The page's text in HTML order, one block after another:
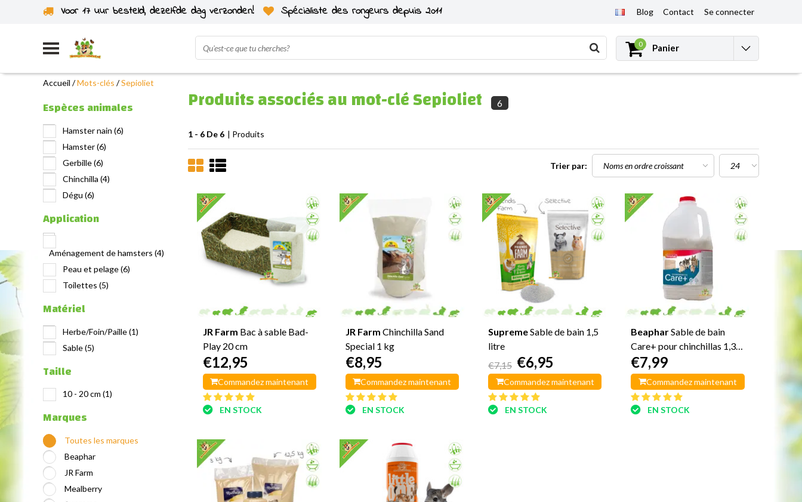
Voor 17 uur besteld, dezelfde dag verzonden!
Spécialiste des rongeurs depuis 2011
Expédié depuis notre propre stock
Blog Contact Se connecter
0 Panier
Accueil /Mots-clés /Sepioliet
Espèces animales
Hamster nain (6)
Hamster(6)
Gerbille(6)
Chinchilla (4)
Dégu (6)
Application
Aménagement de hamsters (4)
Peau et pelage(6)
Toilettes (5)
Matériel
Herbe/Foin/Paille(1)
Sable(5)
Taille
10 - 20 cm (1)
Marques
Toutes les marques
Beaphar
JR Farm
Mealberry
Produits associés au mot-clé Sepioliet 6
1 - 6 De 6 | Produits
Trier par:
JR Farm Bac à sable Bad-
Play 20 cm
€12,95
Commandez maintenant
EN STOCK
JR Farm Chinchilla Sand
Special 1 kg
€8,95
Commandez maintenant
EN STOCK
SupremeSable de bain 1,5
litre
€7,15 €6,95
Commandez maintenant
EN STOCK
BeapharSable de bain
Care+ pour chinchillas 1,3
kg
€7,99
Commandez maintenant
EN STOCK